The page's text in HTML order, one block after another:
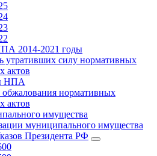
2014-2021 годы
утративших силу нормативных
актов
НПА
нормативных
актов
имущества
муниципального имущества
Президента РФ